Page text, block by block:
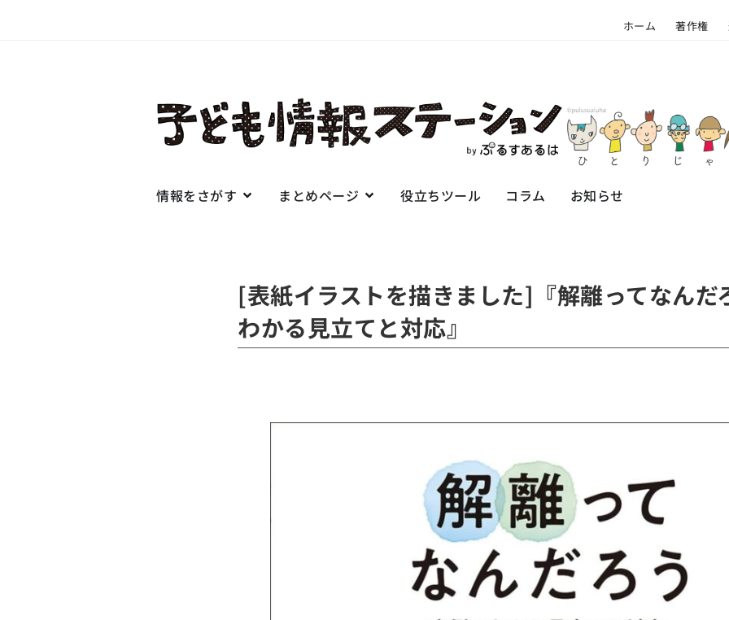
ホーム 著作権
情報をさがす まとめページ 役立ちツール コラム お知らせ
[表紙イラストを描きました]『解離ってなん
わかる見立てと対応』